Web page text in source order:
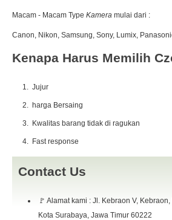
Macam - Macam Type Kamera mulai dari :
Canon, Nikon, Samsung, Sony, Lumix,
Kenapa Harus Memilih
Jujur
harga Bersaing
Kwalitas barang tidak di ragukan
Fast response
Contact Us
🚩 Alamat kami : Jl. Kebraon V,
Kota Surabaya, Jawa Timur 60222